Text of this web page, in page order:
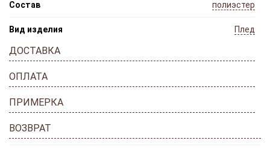
Состав полиэстер
Вид изделия Плед
ДОСТАВКА
ОПЛАТА
ПРИМЕРКА
ВОЗВРАТ